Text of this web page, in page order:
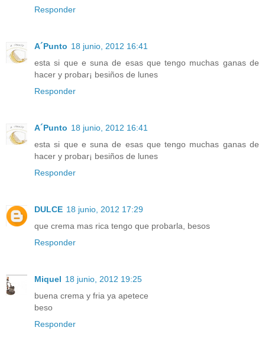
Responder
A´Punto 18 junio, 2012 16:41
esta si que e suna de esas que tengo muchas ganas de
hacer y probar¡ besiños de lunes
Responder
A´Punto 18 junio, 2012 16:41
esta si que e suna de esas que tengo muchas ganas de
hacer y probar¡ besiños de lunes
Responder
DULCE 18 junio, 2012 17:29
que crema mas rica tengo que probarla, besos
Responder
Miquel 18 junio, 2012 19:25
buena crema y fria ya apetece
beso
Responder